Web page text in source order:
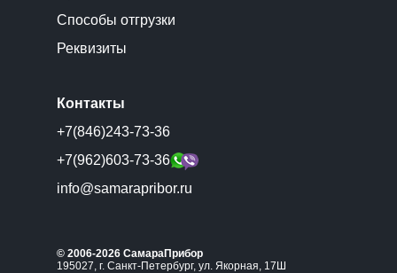
Способы отгрузки
Реквизиты
Контакты
+7(846)243-73-36
+7(962)603-73-36
info@samarapribor.ru
© 2006-2026 СамараПрибор
195027, г. Санкт-Петербург, ул. Якорная, 17Ш